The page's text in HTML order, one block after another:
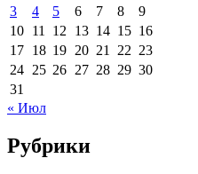
3
4 5 6 7 8
9
10 11 12 13 14 15 16
17 18 19 20 21 22 23
24 25 26 27 28 29 30
31
« Июл
Рубрики